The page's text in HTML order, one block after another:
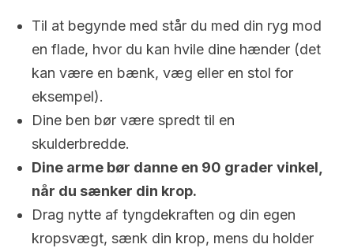
Til at begynde med står du med din ryg mod
en flade, hvor du kan hvile dine hænder (det
kan være en bænk, væg eller en stol for
eksempel).
Dine ben bør være spredt til en
skulderbredde.
Dine arme bør danne en 90 grader vinkel,
når du sænker din krop.
Drag nytte af tyngdekraften og din egen
kropsvægt, sænk din krop, mens du holder